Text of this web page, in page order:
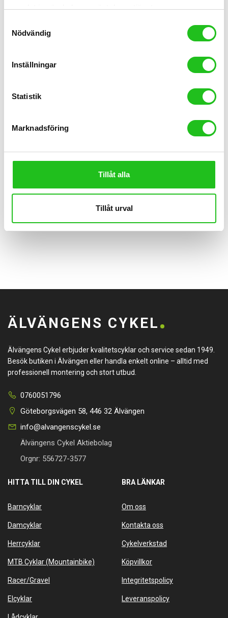
samlat in när du har använt deras tjänster.
Nödvändig
Inställningar
Statistik
Marknadsföring
Tillåt alla
Tillåt urval
Styren
259,00kr
ÄLVÄNGENS CYKEL
Älvängens Cykel erbjuder kvalitetscyklar och service sedan 1949.
Besök butiken i Älvängen eller handla enkelt online – alltid med
professionell montering och stort utbud.
0760051796
Göteborgsvägen 58, 446 32 Älvängen
info@alvangenscykel.se
Älvängens Cykel Aktiebolag
Orgnr: 556727-3577
HITTA TILL DIN CYKEL
Barncyklar
Damcyklar
Herrcyklar
MTB Cyklar (Mountainbike)
Racer/Gravel
Elcyklar
BRA LÄNKAR
Om oss
Kontakta oss
Cykelverkstad
Köpvillkor
Integritetspolicy
Leveranspolicy